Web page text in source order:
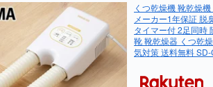
くつ乾燥機 靴乾燥
メーカー1年保証 脱
タイマー付 2足同時
靴 靴乾燥器 くつ乾
気対策 送料無料